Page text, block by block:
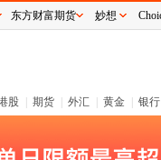
股 期货 外汇 黄金 银行
东方财富期货 妙想